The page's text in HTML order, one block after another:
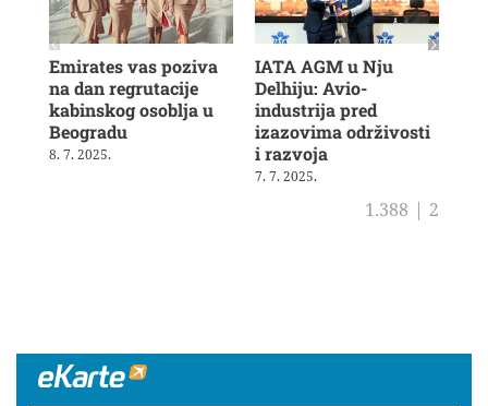
Emirates vas poziva
na dan regrutacije
kabinskog osoblja u
Beogradu
8. 7. 2025.
IATA AGM u Nju
Delhiju: Avio-
industrija pred
izazovima održivosti
i razvoja
7. 7. 2025.
1.388 | 2